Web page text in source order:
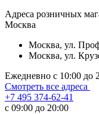
Aдреса розничных
Москва
Москва, ул.
Москва, ул.
Ежедневно с 10:00 до
Смотреть все адреса
+7 495 374-62-41
c 09:00 до 20:00